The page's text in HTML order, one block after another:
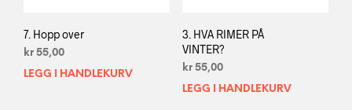
7. Hopp over
kr 55,00
LEGG I HANDLEKURV
3. HVA RIMER PÅ
VINTER?
kr55,00
LEGG I HANDLEKURV